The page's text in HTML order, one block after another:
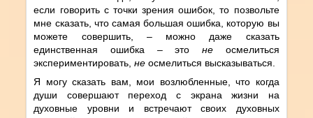
если говорить с точки зрения ошибок, то позвольте
мне сказать, что самая большая ошибка, которую вы
можете совершить, – можно даже сказать
единственная ошибка – это не осмелиться
экспериментировать,неосмелиться высказываться.
Я могу сказать вам, мои возлюбленные, что когда
души совершают переход с экрана жизни на
духовные уровни и встречают своих духовных